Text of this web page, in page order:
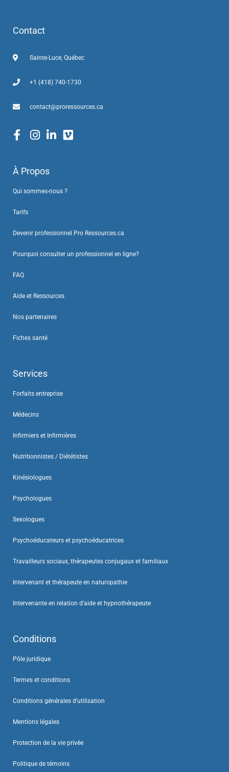
Contact
Sainte-Luce, Québec
+1 (418) 740-1730
contact@proressources.ca
À Propos
Qui sommes-nous ?
Tarifs
Devenir professionnel Pro Ressources.ca
Pourquoi consulter un professionnel en ligne?
FAQ
Aide et Ressources
Nos partenaires
Fiches santé
Services
Forfaits entreprise
Médecins
Infirmiers et Infirmières
Nutritionnistes / Diététistes
Kinésiologues
Psychologues
Sexologues
Psychoéducateurs et psychoéducatrices
Travailleurs sociaux, thérapeutes conjugaux et familiaux
Intervenant et thérapeute en naturopathie
Intervenante en relation d’aide et hypnothérapeute
Conditions
Pôle juridique
Termes et conditions
Conditions générales d’utilisation
Mentions légales
Protection de la vie privée
Politique de témoins